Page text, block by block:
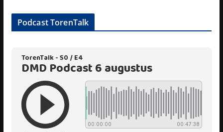
Podcast TorenTalk